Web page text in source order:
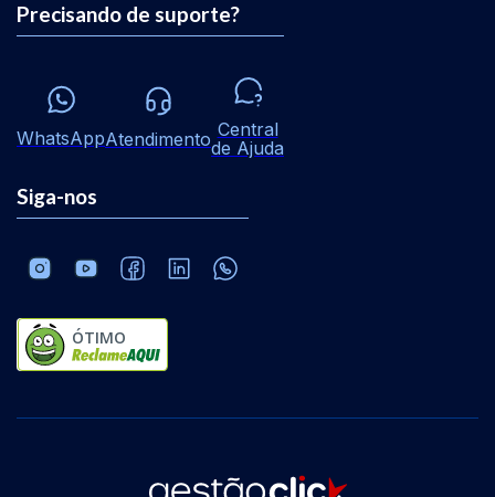
Precisando de suporte?
WhatsAppAtendimento Central
de Ajuda
Siga-nos
ÓTIMO